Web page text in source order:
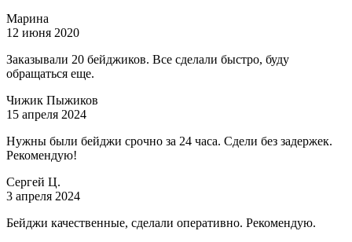
Марина
12 июня 2020
Заказывали 20 бейджиков. Все сделали быстро, буду
обращаться еще.
Чижик Пыжиков
15 апреля 2024
Нужны были бейджи срочно за 24 часа. Сдели без задержек.
Рекомендую!
Сергей Ц.
3 апреля 2024
Бейджи качественные, сделали оперативно. Рекомендую.